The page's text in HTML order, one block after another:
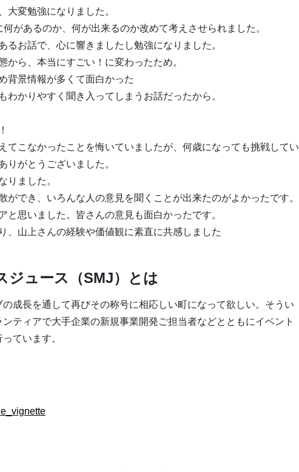
大変勉強になりました。
があるのか、何が出来るのか改めて考えさせられました。
るお話で、心に響きましたし勉強になりました。
から、本当にすごい！に変わったため。
背景情報が多くて面白かった
わかりやすく聞き入ってしまうお話だったから。
てこなかったことを悔いていましたが、何歳になっても挑戦してい
りがとうございました。
りました。
ができ、いろんな人の意見を聞くことが出来たのがよかったです。
と思いました。皆さんの意見も面白かったです。
、山上さんの経験や価値観に素直に共感しました
ジュース（SMJ）とは
成長を通して再びその称号に相応しい町になって欲しい。そうい
ティアで大手企業の新規事業開発ご担当者などとともにイベント
ています。